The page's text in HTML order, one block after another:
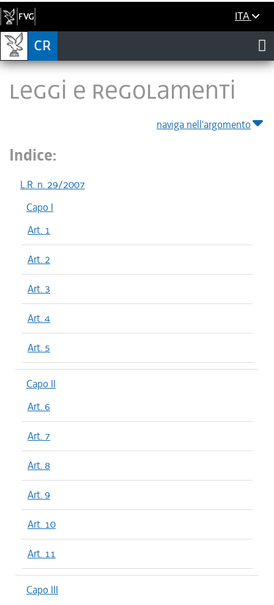
ITA
LEGGI E REGOLAMENTI
naviga nell'argomento
Indice:
L.R. n. 29/2007
Capo I
Art. 1
Art. 2
Art. 3
Art. 4
Art. 5
Capo II
Art. 6
Art. 7
Art. 8
Art. 9
Art. 10
Art. 11
Capo III